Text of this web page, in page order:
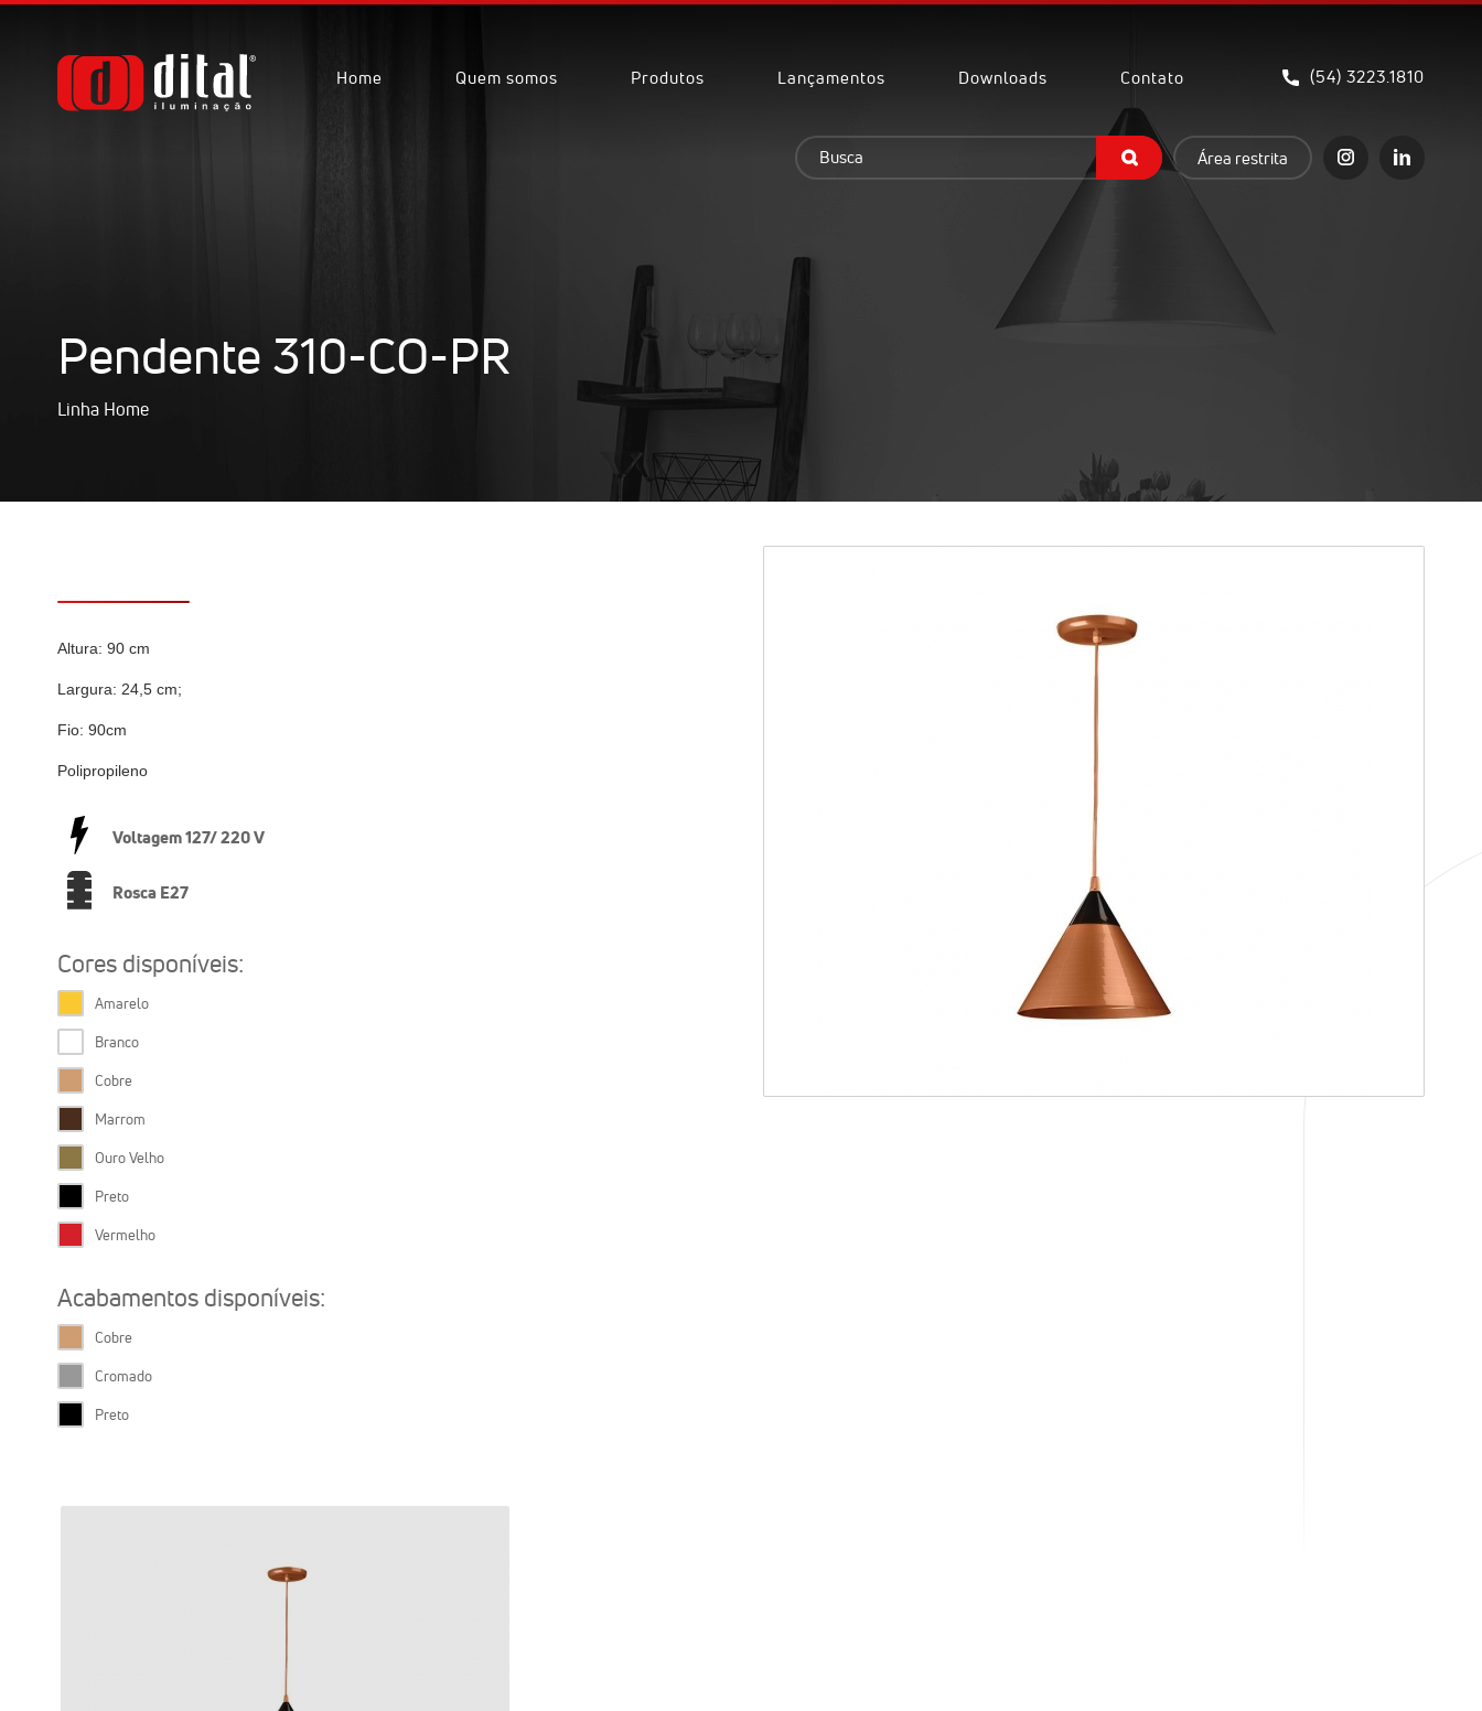
Home Quem somos Produtos Lançamentos Downloads Contato (54) 3223.1810
Área restrita
Pendente 310-CO-PR
Linha Home
Altura: 90 cm
Largura: 24,5 cm;
Fio: 90cm
Polipropileno
Voltagem 127/ 220 V
Rosca E27
Cores disponíveis:
Amarelo
Branco
Cobre
Marrom
Ouro Velho
Preto
Vermelho
Acabamentos disponíveis:
Cobre
Cromado
Preto